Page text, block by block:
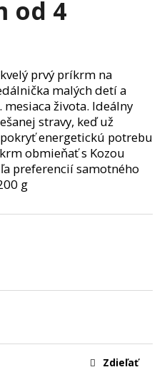
od 4
prvý príkrm na
malých detí a
života. Ideálny
stravy, keď už
energetickú potrebu
obmieňať s Kozou
preferencií samotného
g
Zdieľať